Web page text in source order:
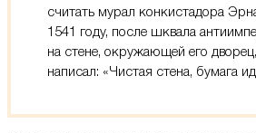
считать мурал конкистадора
1541 году, после шквала
на стене, окружающей его
написал: «Чистая стена, бумага